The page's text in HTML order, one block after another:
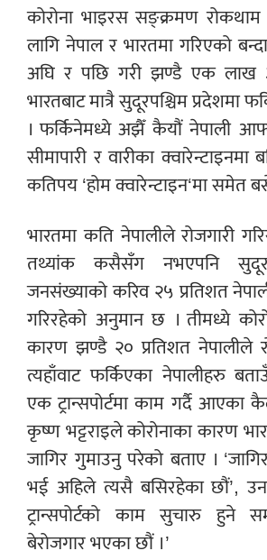
कोरोना भाइरस सङ्क्रमण रोकथाम
लागि नेपाल र भारतमा गरिएको
अघि र पछि गरी झण्डै एक लाख
भारतबाट मात्रै सुदूरपश्चिम प्रदेशमा
। फर्किनेमध्ये अझैँ कैयौं नेपाली
सीमापारी र वारीका
कतिपय ‘होम क्वारेन्टाइन‘मा समेत
भारतमा कति नेपालीले रोजगारी
तथ्यांक कसैसँग नभएपनि
जनसंख्याको करिव २५ प्रतिशत
गरिरहेको अनुमान छ । तीमध्ये
कारण झण्डै २० प्रतिशत नेपालीले
त्यहाँवाट फर्किएका नेपालीहरु
एक ट्रान्सपोर्टमा काम गर्दै आएका
कृष्ण भट्टराइले कोरोनाका कारण
जागिर गुमाउनु परेको बताए ।
भई अहिले त्यसै बसिरहेका छौं’,
ट्रान्सपोर्टको काम सुचारु हुने
बेरोजगार भएका छौं ।’